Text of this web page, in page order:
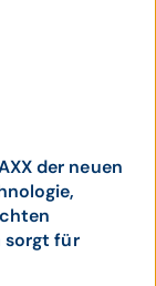
der neuen
sorgt für